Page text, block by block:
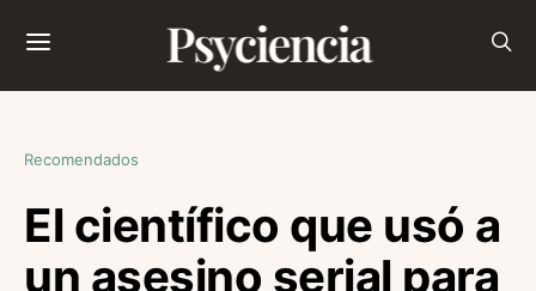
Psyciencia
Recomendados
El científico que usó a
un asesino serial para